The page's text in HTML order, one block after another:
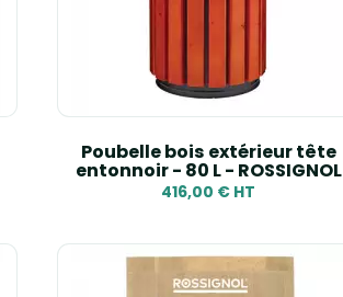
Poubelle bois extérieur tête
entonnoir - 80 L - ROSSIGNOL
416,00 € HT